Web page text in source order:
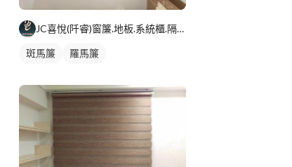
JC喜悅(阡睿)窗簾.地板.系統櫃.隔熱紙joy curta
斑馬簾 羅馬簾